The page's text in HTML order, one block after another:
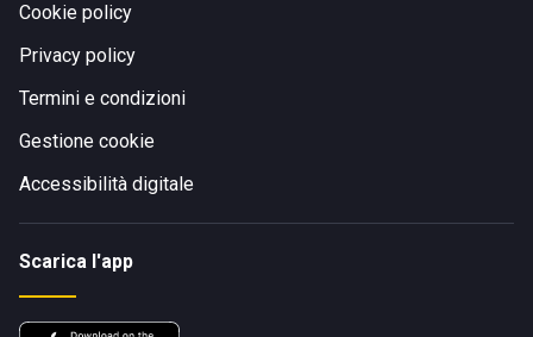
Cookie policy
Privacy policy
Termini e condizioni
Gestione cookie
Accessibilità digitale
Scarica l'app